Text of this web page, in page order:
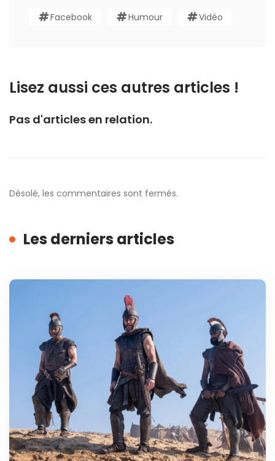
Facebook Humour Vidéo
Lisez aussi ces autres articles !
Pas d'articles en relation.
Désolé, les commentaires sont fermés.
Les derniers articles